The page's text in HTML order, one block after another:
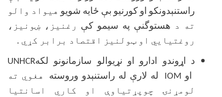
راستنېدونكو او كورنيو بې ځايه شويو هیواد والو
ته د هستوگنې په سيمو كې رغنیز، ښونیز،
روغتیایي او ټولنیز اقتصاد برابر کړي .
د اړوندو ادارو او نړيوالو سازمانونو لكهUNHCR
او IOM له لارې له راستنېدو وروسته
هغوي ته
لومړنۍ چوپړتیاوې او کاري اسانتیا